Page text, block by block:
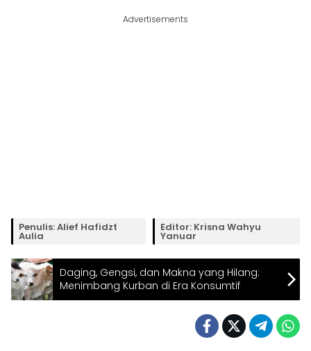
Advertisements
Penulis: Alief Hafidzt
Aulia
Editor: Krisna Wahyu
Yanuar
Daging, Gengsi, dan Makna yang Hilang:
Menimbang Kurban di Era Konsumtif